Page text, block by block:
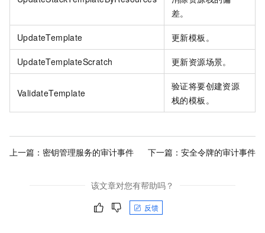
差。
UpdateTemplate 更新模板。
UpdateTemplateScratch 更新资源场景。
ValidateTemplate
验证将要创建资源
栈的模板。
上一篇： 密钥管理服务的审计事件 下一篇： 安全令牌的审计事件
该文章对您有帮助吗？
反馈